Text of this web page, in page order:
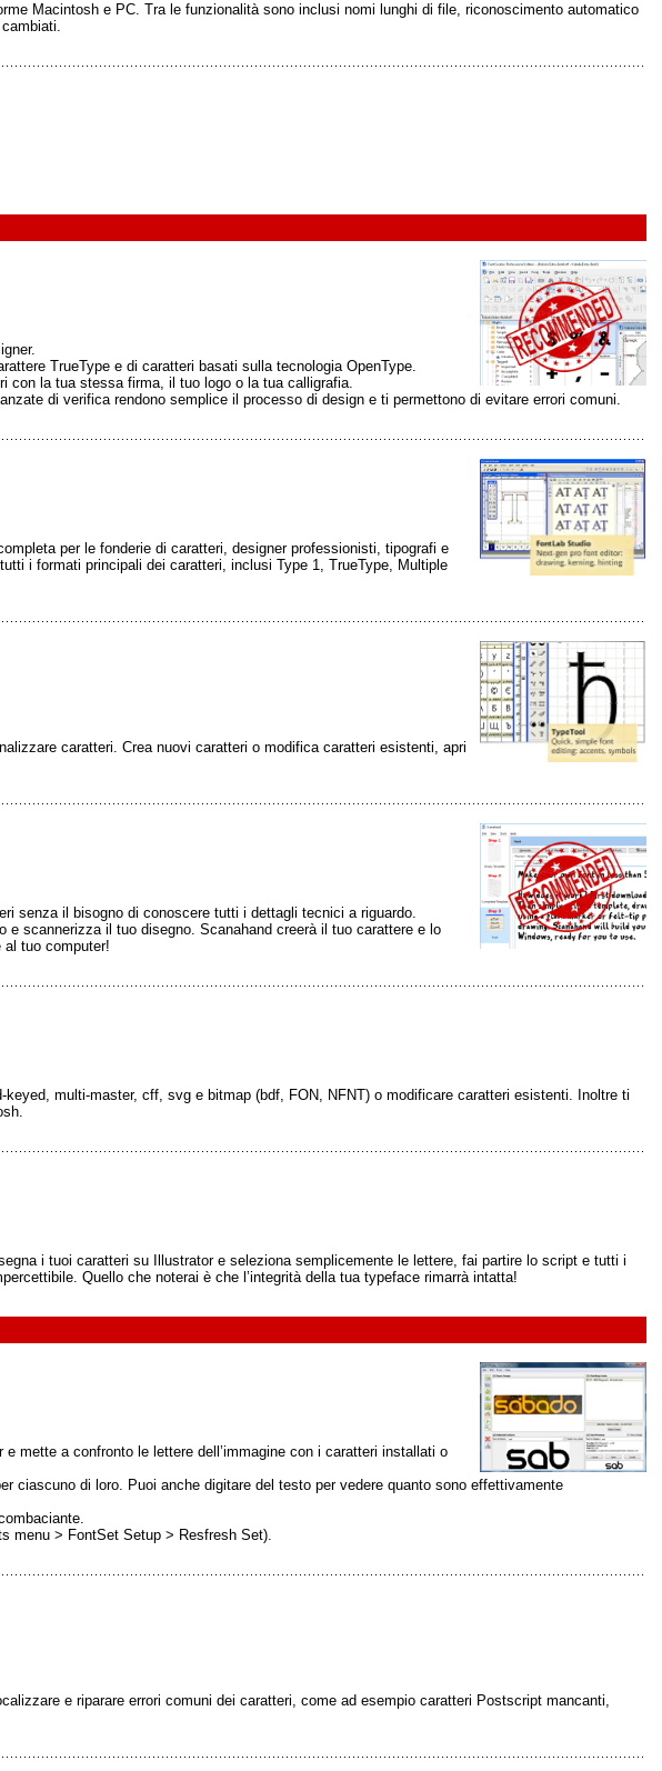
Macintosh e PC. Tra le funzionalità sono inclusi nomi lunghi di file, riconoscimento automatico
TrueType e di caratteri basati sulla tecnologia OpenType.
con la tua stessa firma, il tuo logo o la tua calligrafia.
di verifica rendono semplice il processo di design e ti permettono di evitare errori comuni.
per le fonderie di caratteri, designer professionisti, tipografi e
i formati principali dei caratteri, inclusi Type 1, TrueType, Multiple
caratteri. Crea nuovi caratteri o modifica caratteri esistenti, apri
senza il bisogno di conoscere tutti i dettagli tecnici a riguardo.
scannerizza il tuo disegno. Scanahand creerà il tuo carattere e lo
al tuo computer!
multi-master, cff, svg e bitmap (bdf, FON, NFNT) o modificare caratteri esistenti. Inoltre ti
i tuoi caratteri su Illustrator e seleziona semplicemente le lettere, fai partire lo script e tutti i
Quello che noterai è che l’integrità della tua typeface rimarrà intatta!
mette a confronto le lettere dell’immagine con i caratteri installati o
ciascuno di loro. Puoi anche digitare del testo per vedere quanto sono effettivamente
menu > FontSet Setup > Resfresh Set).
e riparare errori comuni dei caratteri, come ad esempio caratteri Postscript mancanti,